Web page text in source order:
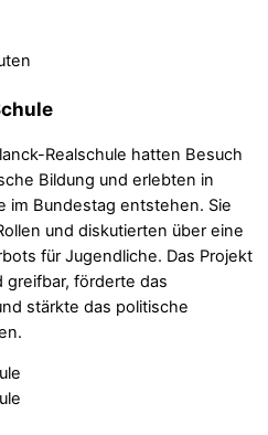
Realschule hatten Besuch
Bildung und erlebten in
im Bundestag entstehen. Sie
und diskutierten über eine
für Jugendliche. Das Projekt
greifbar, förderte das
stärkte das politische